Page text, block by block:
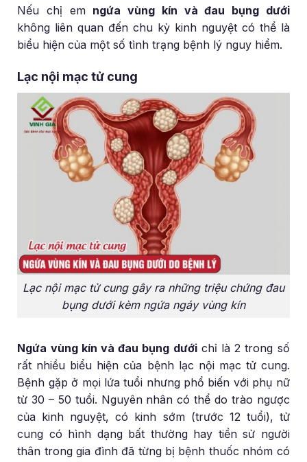
Nếu chị em ngứa vùng kín và đau bụng dưới
không liên quan đến chu kỳ kinh nguyệt có thể là
biểu hiện của một số tình trạng bệnh lý nguy hiểm.
Lạc nội mạc tử cung
Lạc nội mạc tử cung gây ra những triệu chứng đau
bụng dưới kèm ngứa ngáy vùng kín
Ngứa vùng kín và đau bụng dướichỉ là 2 trong số
rất nhiều biểu hiện của bệnh lạc nội mạc tử cung.
Bệnh gặp ở mọi lứa tuổi nhưng phổ biến với phụ nữ
từ 30 – 50 tuổi. Nguyên nhân có thể do trào ngược
của kinh nguyệt, có kinh sớm (trước 12 tuổi), tử
cung có hình dạng bất thường hay tiền sử người
thân trong gia đình đã từng bị bệnh thuốc nhóm có